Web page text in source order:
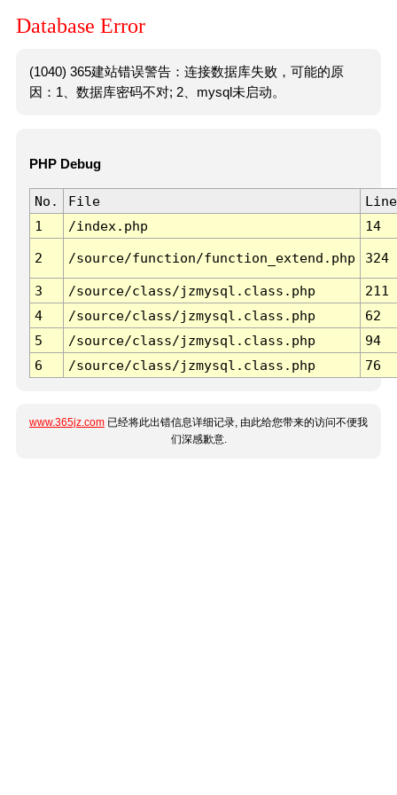
Database Error
(1040) 365建站错误警告：连接数据库失败，可能的原
因：1、数据库密码不对; 2、mysql未启动。
PHP Debug
No. File
Line
1
/index.php 14
2 /source/function/function_extend.php 324
3 /source/class/jzmysql.class.php
211
4
/source/class/jzmysql.class.php
62
5
/source/class/jzmysql.class.php
94
6
/source/class/jzmysql.class.php 76
www.365jz.com 已经将此出错信息详细记录, 由此给您带来的访问不便我
们深感歉意.